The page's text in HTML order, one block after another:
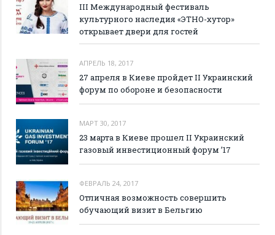
III Международный фестиваль
культурного наследия «ЭТНО-хутор»
открывает двери для гостей
АПРЕЛЬ 18, 2017
27 апреля в Киеве пройдет II Украинский
форум по обороне и безопасности
МАРТ 30, 2017
23 марта в Киеве прошел II Украинский
газовый инвестиционный форум ’17
ФЕВРАЛЬ 24, 2017
Отличная возможность совершить
обучающий визит в Бельгию